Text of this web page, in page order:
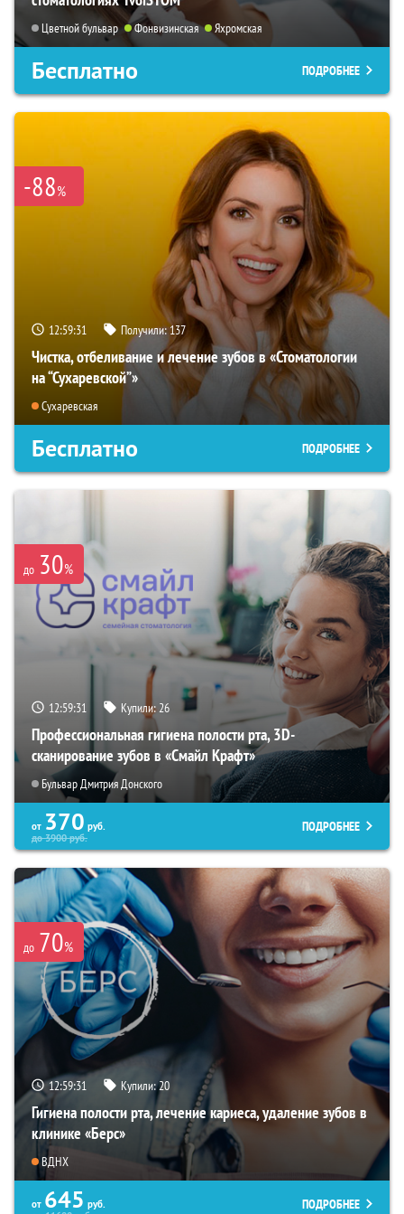
Цветной бульвар Фонвизинская Яхромская
Бесплатно ПОДРОБНЕЕ
-88%
12:59:29 Получили:137
Чистка, отбеливание и лечение зубов в «Стоматологии
на “Сухаревской”»
Сухаревская
Бесплатно ПОДРОБНЕЕ
до 30%
12:59:29 Купили:26
Профессиональная гигиена полости рта, 3D-
сканирование зубов в «Смайл Крафт»
Бульвар Дмитрия Донского
от 370 руб.
до3900руб.
ПОДРОБНЕЕ
до 70%
12:59:29 Купили:20
Гигиена полости рта, лечение кариеса, удаление зубов в
клинике «Берс»
ВДНХ
от 645 руб.
ПОДРОБНЕЕ